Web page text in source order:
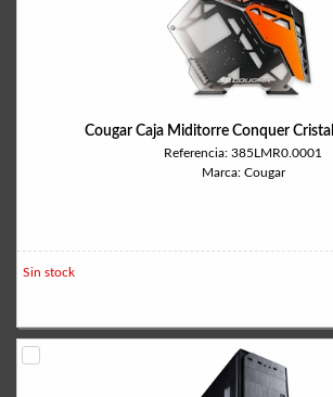
Cougar Caja Miditorre Conquer
Referencia: 385LMR0.0001
Marca: Cougar
Sin stock